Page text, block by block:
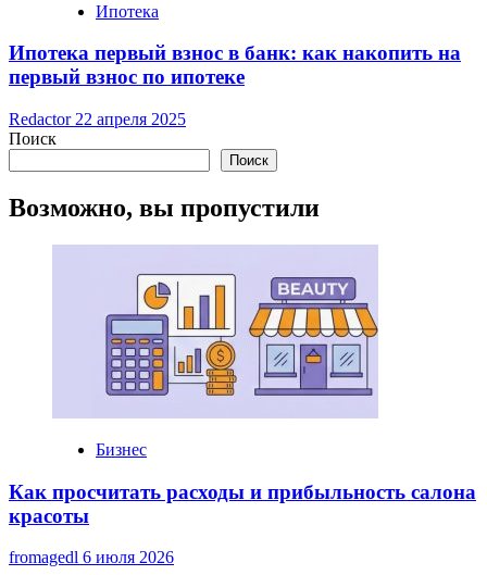
Ипотека
Ипотека первый взнос в банк: как накопить на
первый взнос по ипотеке
Redactor 22 апреля 2025
Поиск
Поиск
Возможно, вы пропустили
Бизнес
Как просчитать расходы и прибыльность салона
красоты
fromagedl 6 июля 2026